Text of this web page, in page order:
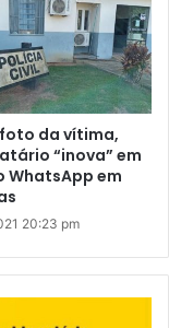
da vítima,
“inova” em
WhatsApp em
20:23 pm